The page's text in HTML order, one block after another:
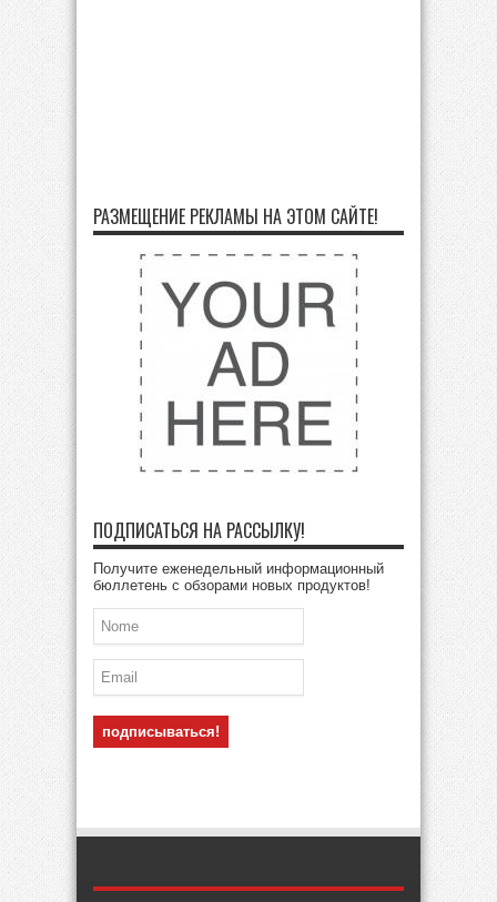
РАЗМЕЩЕНИЕ РЕКЛАМЫ НА ЭТОМ САЙТЕ!
ПОДПИСАТЬСЯ НА РАССЫЛКУ!
Получите еженедельный информационный
бюллетень с обзорами новых продуктов!